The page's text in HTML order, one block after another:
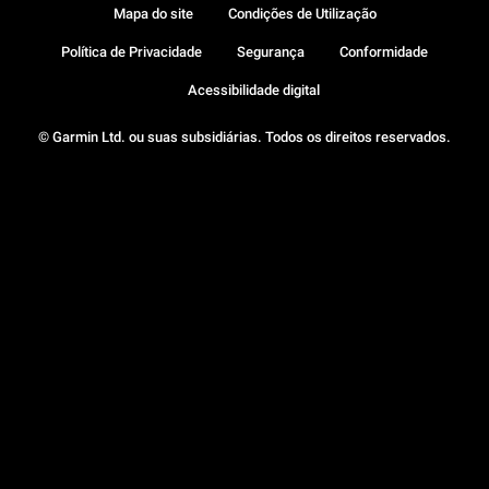
© Garmin Ltd. ou suas subsidiárias. Todos os direitos reservados.
Mapa do site Condições de Utilização
Política de Privacidade Segurança Conformidade
Acessibilidade digital